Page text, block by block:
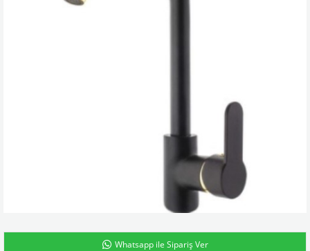
Whatsapp ile Sipariş Ver